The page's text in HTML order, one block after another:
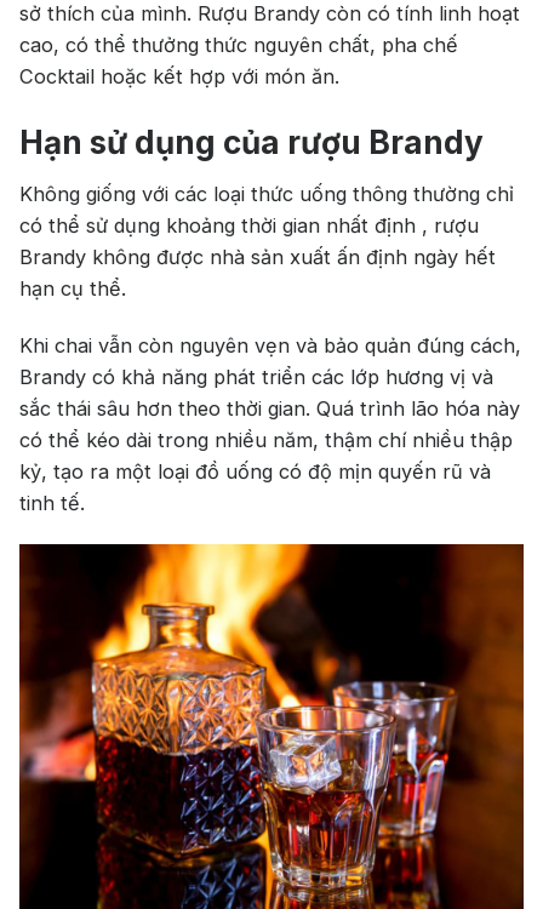
sở thích của mình. Rượu Brandy còn có tính linh hoạt
cao, có thể thưởng thức nguyên chất, pha chế
Cocktail hoặc kết hợp với món ăn.
Hạn sử dụng của rượu Brandy
Không giống với các loại thức uống thông thường chỉ
có thể sử dụng khoảng thời gian nhất định , rượu
Brandy không được nhà sản xuất ấn định ngày hết
hạn cụ thể.
Khi chai vẫn còn nguyên vẹn và bảo quản đúng cách,
Brandy có khả năng phát triển các lớp hương vị và
sắc thái sâu hơn theo thời gian. Quá trình lão hóa này
có thể kéo dài trong nhiều năm, thậm chí nhiều thập
kỷ, tạo ra một loại đồ uống có độ mịn quyến rũ và
tinh tế.